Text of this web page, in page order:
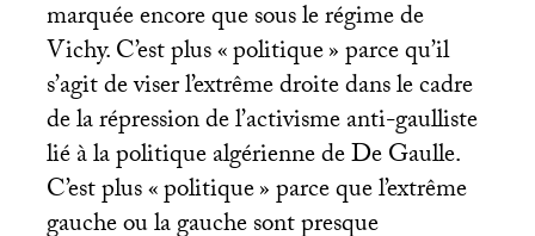
marquée encore que sous le régime de
Vichy. C’est plus «politique» parce qu’il
s’agit de viser l’extrême droite dans le cadre
de la répression de l’activisme anti-gaulliste
lié à la politique algérienne de De Gaulle.
C’est plus «politique» parce que l’extrême
gauche ou la gauche sont presque